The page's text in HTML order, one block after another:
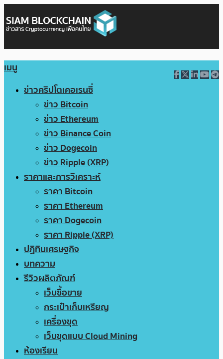
เมนู
ข่าวคริปโตเคอเรนซี่
ข่าว Bitcoin
ข่าว Ethereum
ข่าว Binance Coin
ข่าว Dogecoin
ข่าว Ripple (XRP)
ราคาและการวิเคราะห์
ราคา Bitcoin
ราคา Ethereum
ราคา Dogecoin
ราคา Ripple (XRP)
ปฏิทินเศรษฐกิจ
บทความ
รีวิวผลิตภัณฑ์
เว็บซื้อขาย
กระเป๋าเก็บเหรียญ
เครื่องขุด
เว็บขุดแบบ Cloud Mining
ห้องเรียน